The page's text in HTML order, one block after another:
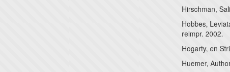
Hirschman,
Hobbes,
reimpr. 2002.
Hogarty, en
Huemer,